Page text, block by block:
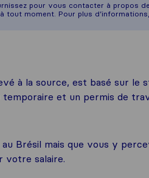
pour vous contacter à propos
tout moment. Pour plus
à la source, est basé sur le
et un permis de
Brésil mais que vous y
votre salaire.